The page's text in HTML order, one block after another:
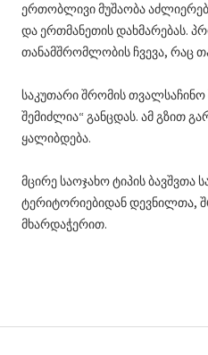
ერთობლივი მუშაობა
და ერთმანეთის დახმარებას.
თანამშრომლობის ჩვევა, რაც
საკუთარი შრომის თვალსაჩინო
შემიძლია“ განცდას. ამ გზით
ყალიბდება.
მცირე საოჯახო ტიპის
ტერიტორიებიდან დევნილთა,
მხარდაჭერით.